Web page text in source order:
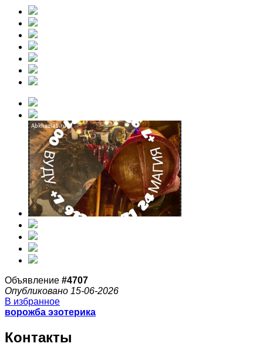
Объявление #4707
Опубликовано 15-06-2026
В избранное
ворожба эзотерика
Контакты